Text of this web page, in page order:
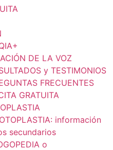
DE LA VOZ
y TESTIMONIOS
FRECUENTES
GRATUITA
información
secundarios
o